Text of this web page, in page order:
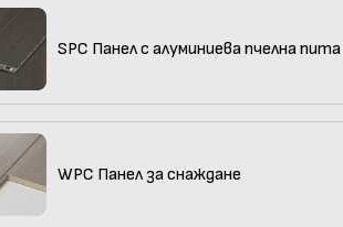
SPC Панел с алуминиева пчелна пита
WPC Панел за снаждане